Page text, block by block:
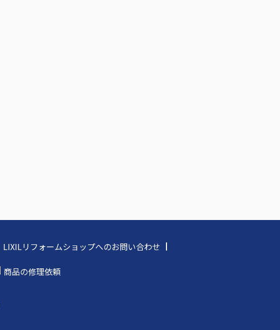
LIXILリフォームショップへのお問い合わせ
商品の修理依頼